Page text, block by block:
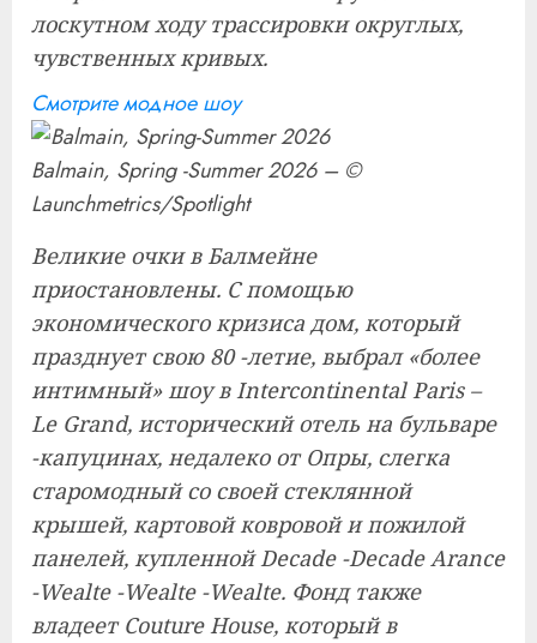
лоскутном ходу трассировки округлых,
чувственных кривых.
Смотрите модное шоу
Balmain, Spring -Summer 2026 – ©
Launchmetrics/Spotlight
Великие очки в Балмейне
приостановлены. С помощью
экономического кризиса дом, который
празднует свою 80 -летие, выбрал «более
интимный» шоу в Intercontinental Paris –
Le Grand, исторический отель на бульваре
-капуцинах, недалеко от Опры, слегка
старомодный со своей стеклянной
крышей, картовой ковровой и пожилой
панелей, купленной Decade -Decade Arance
-Wealte -Wealte -Wealte. Фонд также
владеет Couture House, который в